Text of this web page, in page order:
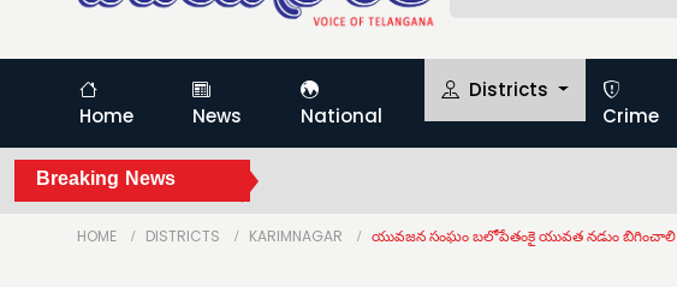
Home News National
Districts
Crime
Breaking News
HOME DISTRICTS KARIMNAGAR యువజన సంఘం బలోపేతంకై యువత నడుం బిగించాలి